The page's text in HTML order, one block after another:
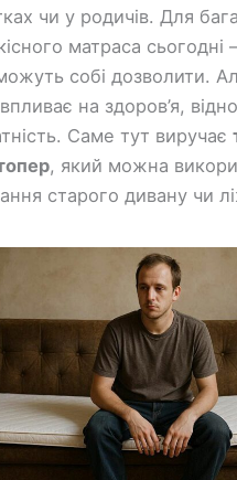
чи у родичів. Для
матраса сьогодні
собі дозволити.
на здоров’я,
Саме тут виручає
, який можна
старого дивану чи